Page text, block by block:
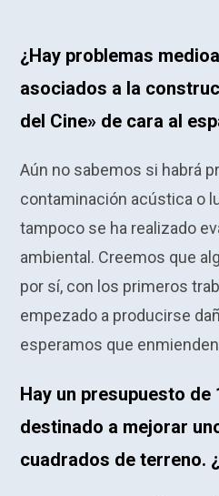
¿Hay problemas
asociados a la
del Cine» de cara al
Aún no sabemos si habrá
contaminación acústica o
tampoco se ha realizado
ambiental. Creemos que
por sí, con los primeros
empezado a producirse
esperamos que
Hay un presupuesto de
destinado a mejorar
cuadrados de terreno.